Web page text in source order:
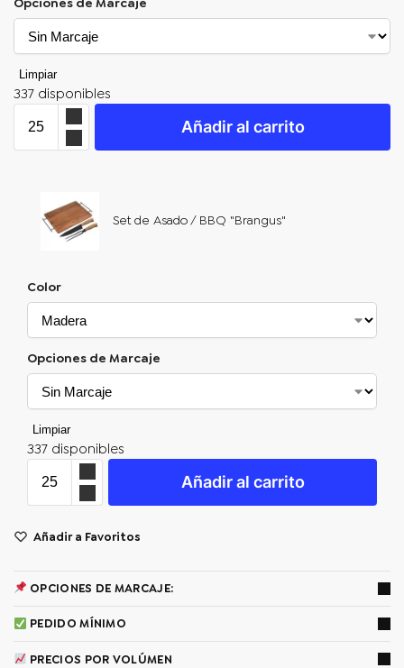
Limpiar
337 disponibles
Añadir al carrito
Set de Asado / BBQ "Brangus"
Color
Opciones de Marcaje
Limpiar
337 disponibles
Añadir al carrito
Añadir a Favoritos
OPCIONES DE MARCAJE:
PEDIDO MÍNIMO
PRECIOS POR VOLÚMEN